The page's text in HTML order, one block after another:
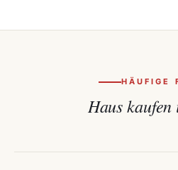
HÄUFIGE
Haus kaufen